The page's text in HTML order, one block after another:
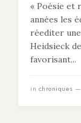
« Poésie et
années les
réediter
Heidsieck
favorisant...
in chroniques